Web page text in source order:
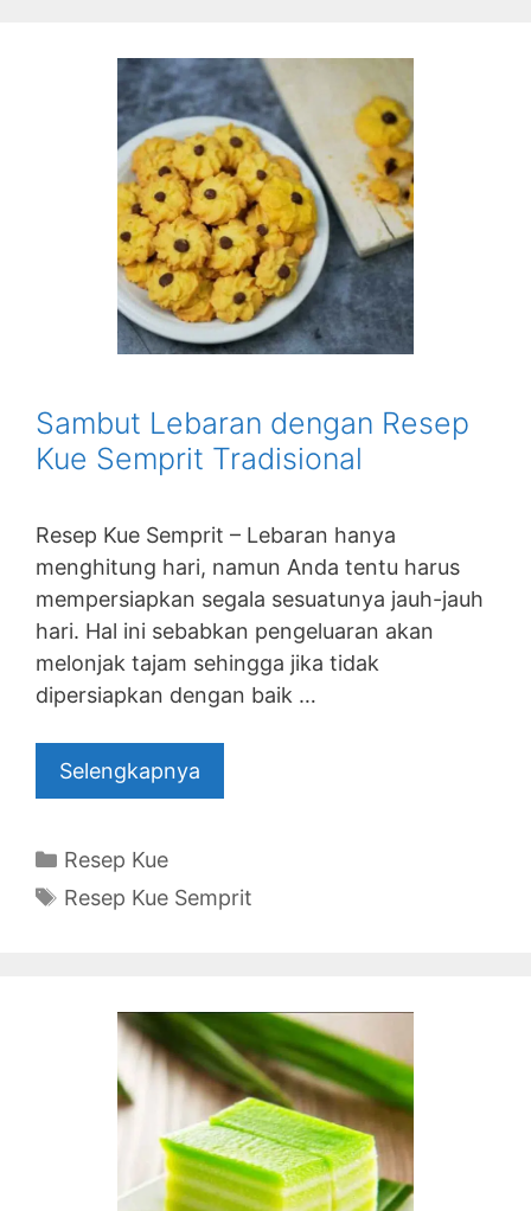
Sambut Lebaran dengan Resep
Kue Semprit Tradisional
Resep Kue Semprit – Lebaran hanya
menghitung hari, namun Anda tentu harus
mempersiapkan segala sesuatunya jauh-jauh
hari. Hal ini sebabkan pengeluaran akan
melonjak tajam sehingga jika tidak
dipersiapkan dengan baik …
Selengkapnya
Categories
Resep Kue
Tags
Resep Kue Semprit